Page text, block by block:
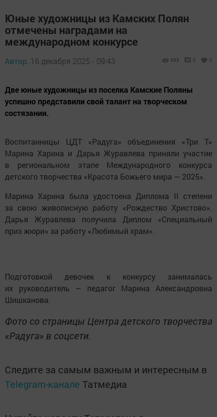
Юные художницы из Камских Полян
отмечены наградами на
международном конкурсе
Автор, 16 декабря 2025 - 09:43 365 0 0
Две юные художницы из поселка Камские Поляны
успешно представили свой талант на творческом
состязании.
Воспитанницы ЦДТ «Радуга» объединения «Три Т»
Марина Харина и Дарья Журавлева приняли участие
в региональном этапе Международного конкурса
детского творчества «Красота Божьего мира — 2025».
Марина Харина была удостоена Диплома II степени
за свою живописную работу «Рождество Христово».
Дарья Журавлева получила Диплом «Специальный
приз жюри» за работу «Любимый храм».
Подготовкой девочек к конкурсу занималась
их руководитель — педагог Марина Александровна
Шишканова.
Фото со страницы Центра детского творчества
«Радуга» в соцсети.
Следите за самым важным и интересным в
Telegram-канале Татмедиа